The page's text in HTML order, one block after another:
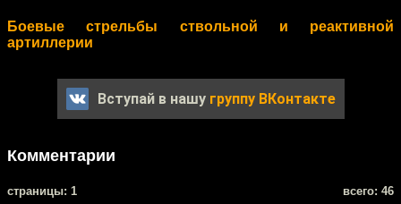
Боевые стрельбы ствольной и реактивной
артиллерии
Вступай в нашу группу ВКонтакте
Комментарии
cтраницы: 1 всего: 46